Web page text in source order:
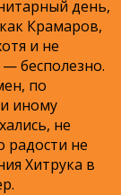
день,
Крамаров,
и не
бесполезно.
по
иному
не
радости не
Хитрука в